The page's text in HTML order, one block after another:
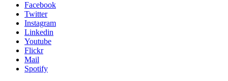
Facebook
Twitter
Instagram
Linkedin
Youtube
Flickr
Mail
Spotify